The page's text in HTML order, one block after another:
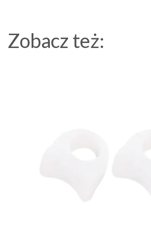
Zobacz też: